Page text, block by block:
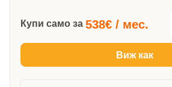
Купи само за 538€ / мес.
Виж как